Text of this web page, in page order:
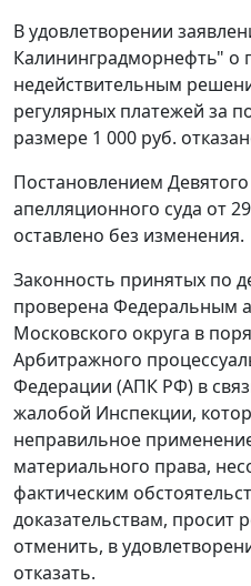
В удовлетворении
Калининградморнефть" о
недействительным
регулярных платежей за
размере 1 000 руб.
Постановлением
апелляционного суда от
оставлено без изменения.
Законность принятых по
проверена Федеральным
Московского округа в
Арбитражного
Федерации (АПК РФ) в
жалобой Инспекции,
неправильное
материального права,
фактическим
доказательствам, просит
отменить, в
отказать.